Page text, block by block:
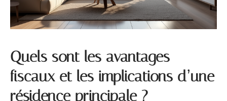
Quels sont les avantages
fiscaux et les implications d’une
résidence principale ?